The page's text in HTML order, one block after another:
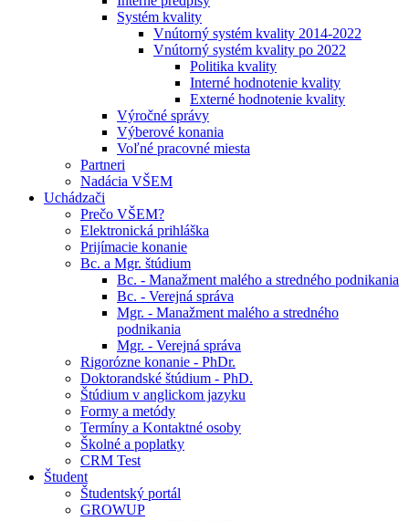
Systém kvality
Vnútorný systém kvality 2014-2022
Vnútorný systém kvality po 2022
Politika kvality
Interné hodnotenie kvality
Externé hodnotenie kvality
Výročné správy
Výberové konania
Voľné pracovné miesta
Partneri
Nadácia VŠEM
Uchádzači
Prečo VŠEM?
Elektronická prihláška
Prijímacie konanie
Bc. a Mgr. štúdium
Bc. - Manažment malého a stredného podnikania
Bc. - Verejná správa
Mgr. - Manažment malého a stredného
podnikania
Mgr. - Verejná správa
Rigorózne konanie - PhDr.
Doktorandské štúdium - PhD.
Štúdium v anglickom jazyku
Formy a metódy
Termíny a Kontaktné osoby
Školné a poplatky
CRM Test
Študent
Študentský portál
GROWUP